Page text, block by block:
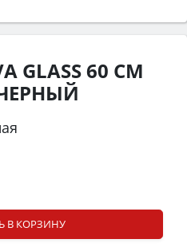
GLASS 60 СМ
В КОРЗИНУ